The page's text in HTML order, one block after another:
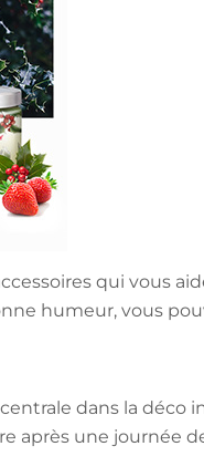
qui vous
humeur, vous
dans la déco
après une journée